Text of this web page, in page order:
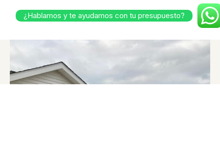
¿Hablamos y te ayudamos con tu presupuesto?